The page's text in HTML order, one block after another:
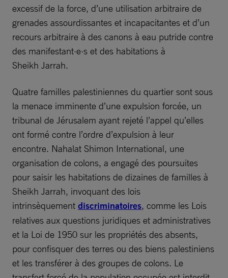
excessif de la force, d’une utilisation arbitraire de
grenades assourdissantes et incapacitantes et d’un
recours arbitraire à des canons à eau putride contre
des manifestant·e·s et des habitations à
Sheikh Jarrah.
Quatre familles palestiniennes du quartier sont sous
la menace imminente d’une expulsion forcée, un
tribunal de Jérusalem ayant rejeté l’appel qu’elles
ont formé contre l’ordre d’expulsion à leur
encontre. Nahalat Shimon International, une
organisation de colons, a engagé des poursuites
pour saisir les habitations de dizaines de familles à
Sheikh Jarrah, invoquant des lois
intrinsèquement discriminatoires, comme les Lois
relatives aux questions juridiques et administratives
et la Loi de 1950 sur les propriétés des absents,
pour confisquer des terres ou des biens palestiniens
et les transférer à des groupes de colons. Le